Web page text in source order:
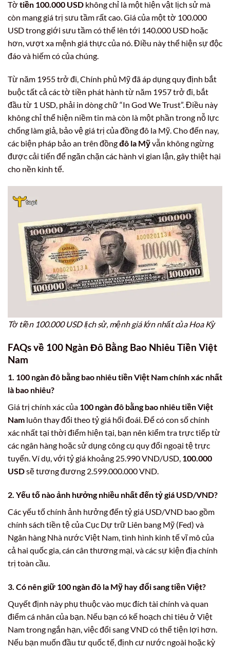
Tờ tiền 100.000 USD không chỉ là một hiện vật lịch sử mà
còn mang giá trị sưu tầm rất cao. Giá của một tờ 100.000
USD trong giới sưu tầm có thể lên tới 140.000 USD hoặc
hơn, vượt xa mệnh giá thực của nó. Điều này thể hiện sự độc
đáo và hiếm có của chúng.
Từ năm 1955 trở đi, Chính phủ Mỹ đã áp dụng quy định bắt
buộc tất cả các tờ tiền phát hành từ năm 1957 trở đi, bắt
đầu từ 1 USD, phải in dòng chữ “In God We Trust”. Điều này
không chỉ thể hiện niềm tin mà còn là một phần trong nỗ lực
chống làm giả, bảo vệ giá trị của đồng đô la Mỹ. Cho đến nay,
các biện pháp bảo an trên đồngđô la Mỹvẫn không ngừng
được cải tiến để ngăn chặn các hành vi gian lận, gây thiệt hại
cho nền kinh tế.
Tờ tiền 100.000 USD lịch sử, mệnh giá lớn nhất của Hoa Kỳ
FAQs về 100 Ngàn Đô Bằng Bao Nhiêu Tiền Việt
Nam
1. 100 ngàn đô bằng bao nhiêu tiền Việt Nam chính xác nhất
là bao nhiêu?
Giá trị chính xác của 100 ngàn đô bằng bao nhiêu tiền Việt
Nam luôn thay đổi theo tỷ giá hối đoái. Để có con số chính
xác nhất tại thời điểm hiện tại, bạn nên kiểm tra trực tiếp từ
các ngân hàng hoặc sử dụng công cụ quy đổi ngoại tệ trực
tuyến. Ví dụ, với tỷ giá khoảng 25.990 VND/USD, 100.000
USDsẽ tương đương 2.599.000.000 VND.
2. Yếu tố nào ảnh hưởng nhiều nhất đến tỷ giá USD/VND?
Các yếu tố chính ảnh hưởng đến tỷ giá USD/VND bao gồm
chính sách tiền tệ của Cục Dự trữ Liên bang Mỹ (Fed) và
Ngân hàng Nhà nước Việt Nam, tình hình kinh tế vĩ mô của
cả hai quốc gia, cán cân thương mại, và các sự kiện địa chính
trị toàn cầu.
3. Có nên giữ 100 ngàn đô la Mỹ hay đổi sang tiền Việt?
Quyết định này phụ thuộc vào mục đích tài chính và quan
điểm cá nhân của bạn. Nếu bạn có kế hoạch chi tiêu ở Việt
Nam trong ngắn hạn, việc đổi sang VND có thể tiện lợi hơn.
Nếu bạn muốn đầu tư quốc tế, định cư nước ngoài hoặc kỳ